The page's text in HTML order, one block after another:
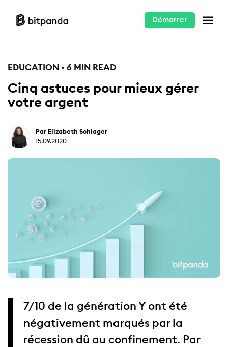
Démarrer
EDUCATION • 6 MIN READ
Cinq astuces pour mieux gérer
votre argent
Par Elizabeth Schlager
15.09.2020
7/10 de la génération Y ont été
négativement marqués par la
récession dû au confinement. Par